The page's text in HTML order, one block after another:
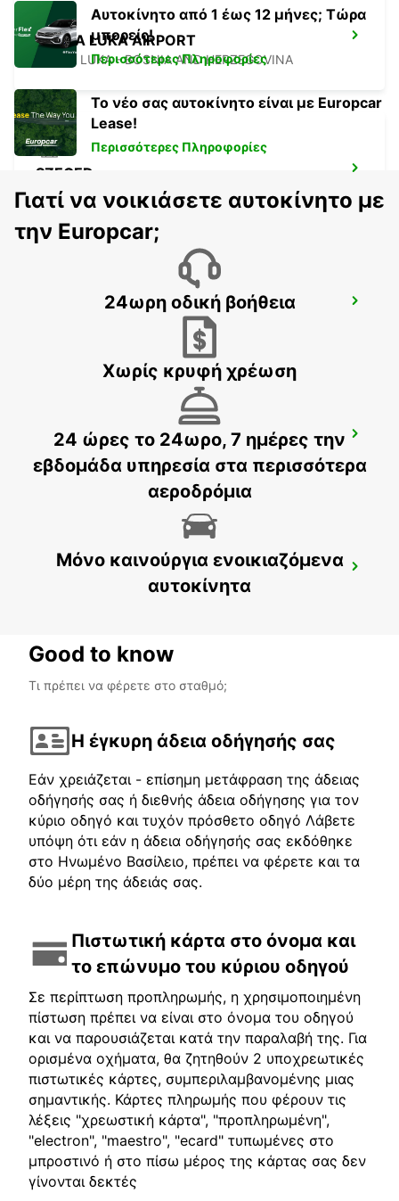
BANJA LUKA AIRPORT
BANJA LUKA - BOSNIA AND HERZEGOVINA
SZEGED
SZEGED - HUNGARY
BUDAPEST SZENTLORINCI
BUDAPEST - HUNGARY
BUDAPEST PRIELLE
BUDAPEST - HUNGARY
Αυτοκίνητο από 1 έως 12 μήνες; Τώρα
μπορείς!
Περισσότερες Πληροφορίες
Το νέο σας αυτοκίνητο είναι με Europcar
Lease!
Περισσότερες Πληροφορίες
Γιατί να νοικιάσετε αυτοκίνητο με
την Europcar;
24ωρη οδική βοήθεια
Χωρίς κρυφή χρέωση
24 ώρες το 24ωρο, 7 ημέρες την
εβδομάδα υπηρεσία στα περισσότερα
αεροδρόμια
Μόνο καινούργια ενοικιαζόμενα
αυτοκίνητα
Good to know
Τι πρέπει να φέρετε στο σταθμό;
Η έγκυρη άδεια οδήγησής σας
Εάν χρειάζεται - επίσημη μετάφραση της άδειας
οδήγησής σας ή διεθνής άδεια οδήγησης για τον
κύριο οδηγό και τυχόν πρόσθετο οδηγό Λάβετε
υπόψη ότι εάν η άδεια οδήγησής σας εκδόθηκε
στο Ηνωμένο Βασίλειο, πρέπει να φέρετε και τα
δύο μέρη της άδειάς σας.
Πιστωτική κάρτα στο όνομα και
το επώνυμο του κύριου οδηγού
Σε περίπτωση προπληρωμής, η χρησιμοποιημένη
πίστωση πρέπει να είναι στο όνομα του οδηγού
και να παρουσιάζεται κατά την παραλαβή της. Για
ορισμένα οχήματα, θα ζητηθούν 2 υποχρεωτικές
πιστωτικές κάρτες, συμπεριλαμβανομένης μιας
σημαντικής. Κάρτες πληρωμής που φέρουν τις
λέξεις "χρεωστική κάρτα", "προπληρωμένη",
"electron", "maestro", "ecard" τυπωμένες στο
μπροστινό ή στο πίσω μέρος της κάρτας σας δεν
γίνονται δεκτές